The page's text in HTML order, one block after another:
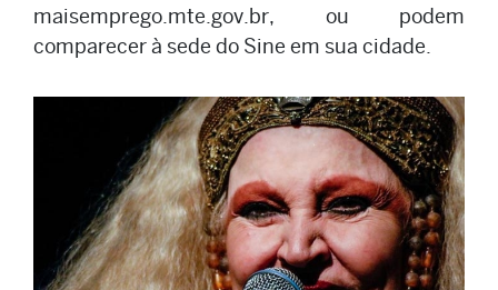
maisemprego.mte.gov.br, ou podem
comparecer à sede do Sine em sua cidade.